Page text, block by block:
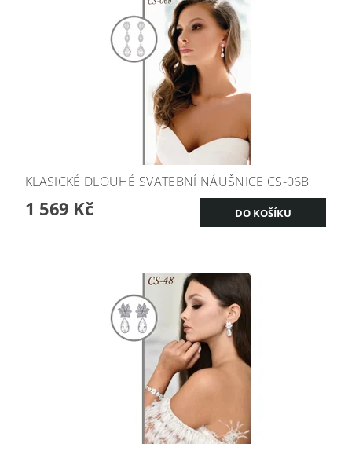
KLASICKÉ DLOUHÉ SVATEBNÍ NÁUŠNICE CS-06B
1 569 Kč